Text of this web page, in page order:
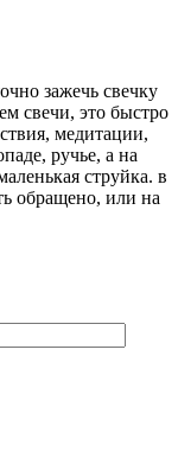
зажечь свечку
свечи, это быстро
медитации,
ручье, а на
струйка. в
обращено, или на